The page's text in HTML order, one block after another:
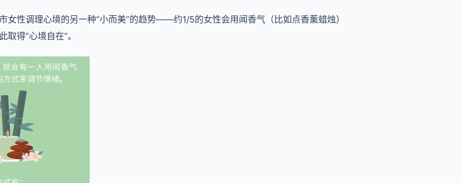
女性调理心境的另一种“小而美”的趋势——约1/5的女性会用闻香气（比如点香薰蜡烛）
取得“心境自在”。